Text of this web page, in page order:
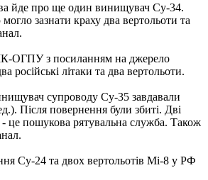
йде про ще один винищувач Су-34.
зазнати краху два вертольоти та
ОГПУ з посиланням на джерело
російські літаки та два вертольоти.
супроводу Су-35 завдавали
Після повернення були збиті. Дві
пошукова рятувальна служба. Також
Су-24 та двох вертольотів Мі-8 у РФ